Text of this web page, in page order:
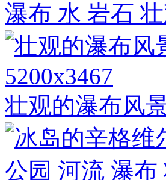
瀑布 水 岩石
5200x3467
壮观的瀑布风